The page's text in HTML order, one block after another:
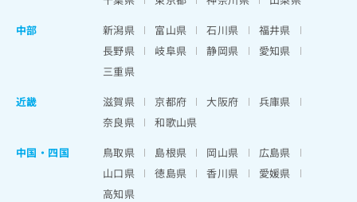
中部
新潟県 富山県 石川県
福井県
長野県
岐阜県 静岡県
愛知県
三重県
近畿
滋賀県 京都府 大阪府
兵庫県
奈良県
和歌山県
中国・四国
鳥取県 島根県 岡山県
広島県
山口県
徳島県 香川県
愛媛県
高知県